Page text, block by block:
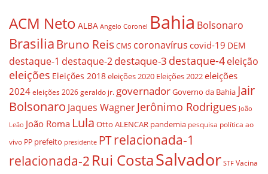
ACM Neto ALBA Angelo Coronel Bahia Bolsonaro
BrasiliaBruno ReisCMS coronavírus covid-19 DEM
destaque-1 destaque-2destaque-3 destaque-4eleição
eleições Eleições 2018eleições 2020 Eleições 2022eleições
2024 eleições 2026 geraldo jr. governadorGoverno da Bahia Jair
Bolsonaro Jaques WagnerJerônimo Rodrigues João
Leão João Roma Lula Otto ALENCAR pandemia pesquisa política ao
vivo PP prefeito presidente PTrelacionada-1
relacionada-2 Rui CostaSalvador STF Vacina